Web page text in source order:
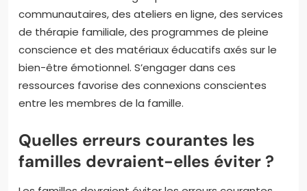
communautaires, des ateliers en ligne, des services
de thérapie familiale, des programmes de pleine
conscience et des matériaux éducatifs axés sur le
bien-être émotionnel. S’engager dans ces
ressources favorise des connexions conscientes
entre les membres de la famille.
Quelles erreurs courantes les
familles devraient-elles éviter ?